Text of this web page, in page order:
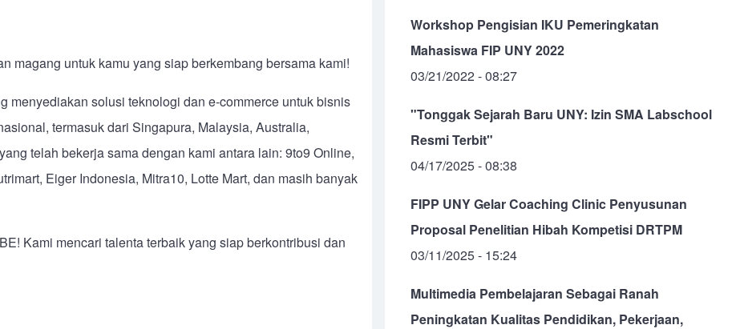
magang untuk kamu yang siap berkembang bersama kami!
menyediakan solusi teknologi dan e-commerce untuk bisnis
termasuk dari Singapura, Malaysia, Australia,
telah bekerja sama dengan kami antara lain: 9to9 Online,
Eiger Indonesia, Mitra10, Lotte Mart, dan masih banyak
Kami mencari talenta terbaik yang siap berkontribusi dan
Workshop Pengisian IKU Pemeringkatan
Mahasiswa FIP UNY 2022
03/21/2022 - 08:27
"Tonggak Sejarah Baru UNY: Izin SMA Labschool
Resmi Terbit"
04/17/2025 - 08:38
FIPP UNY Gelar Coaching Clinic Penyusunan
Proposal Penelitian Hibah Kompetisi DRTPM
03/11/2025 - 15:24
Multimedia Pembelajaran Sebagai Ranah
Peningkatan Kualitas Pendidikan, Pekerjaan,